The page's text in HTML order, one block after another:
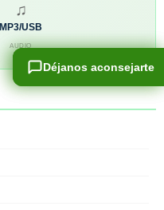
♫
MP3/USB
AUDIO
Déjanos aconsejarte
Déjanos aconsejarte